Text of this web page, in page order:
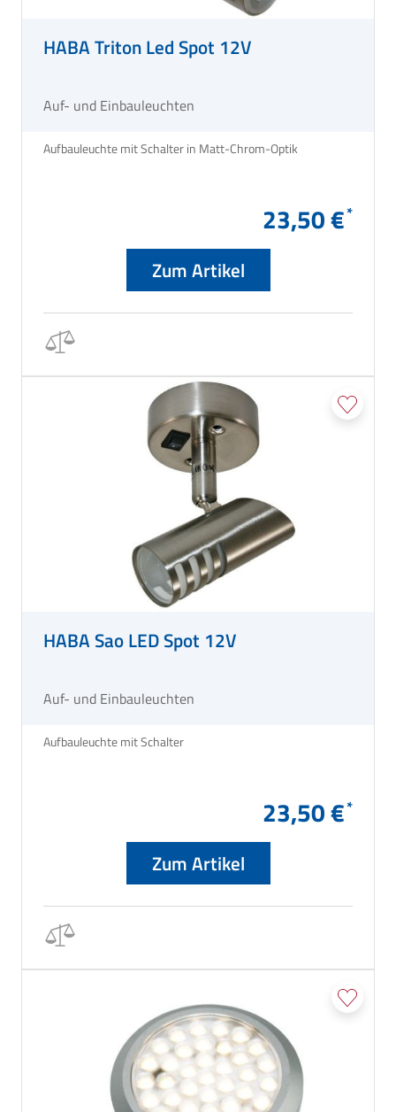
HABA Triton Led Spot 12V
Auf- und Einbauleuchten
23,50 €
Zum Artikel
HABA Sao LED Spot 12V
Auf- und Einbauleuchten
23,50 €
Zum Artikel